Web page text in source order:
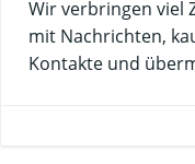
Wir verbringen viel
mit Nachrichten,
Kontakte und